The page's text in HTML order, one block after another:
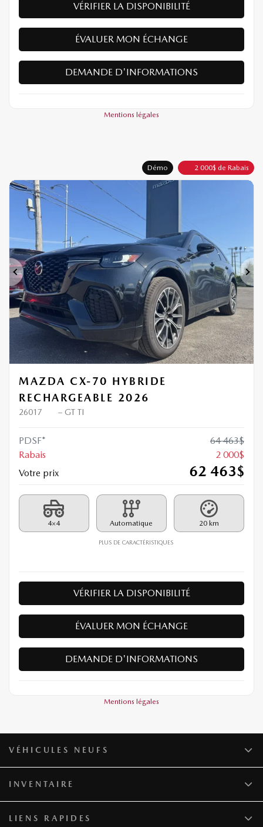
VÉRIFIER LA DISPONIBILITÉ
ÉVALUER MON ÉCHANGE
DEMANDE D'INFORMATIONS
Mentions légales
Démo 2 000$ de Rabais
Précédent
MAZDA CX-70 HYBRIDE
RECHARGEABLE 2026
26017 – GT TI
PDSF* 64 463$
Rabais
2 000$
Votre prix
62 463$
4×4 Automatique 20 km
PLUS DE CARACTÉRISTIQUES
VÉRIFIER LA DISPONIBILITÉ
ÉVALUER MON ÉCHANGE
DEMANDE D'INFORMATIONS
Mentions légales
VÉHICULES NEUFS
INVENTAIRE
LIENS RAPIDES